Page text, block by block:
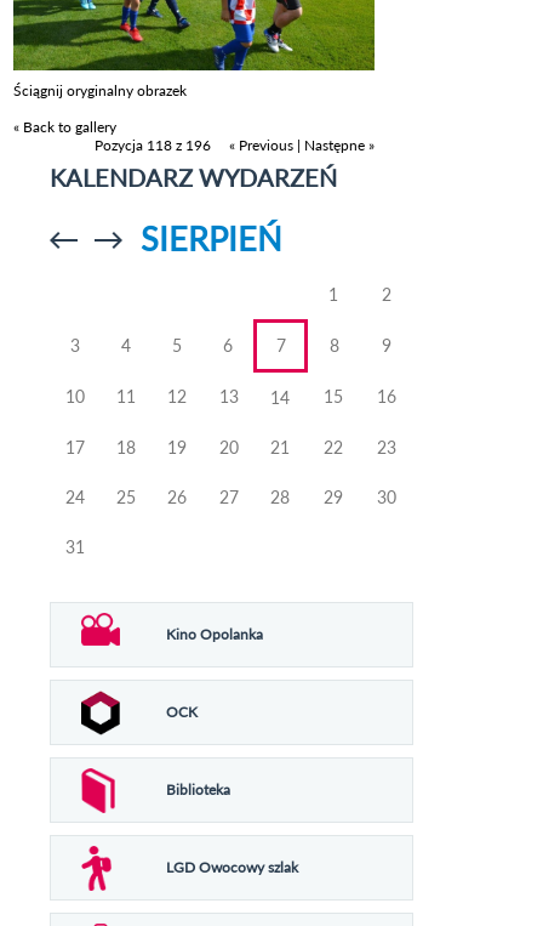
Ściągnij oryginalny obrazek
« Back to gallery
Pozycja 118 z 196
« Previous | Następne »
KALENDARZ WYDARZEŃ
Przejdź doPrzejdź do
SIERPIEŃ
1 2
3 4 5 6 7 8 9
10 11 12 13 14 15 16
17 18 19 20 21 22 23
24 25 26 27 28 29 30
31
Kino Opolanka
OCK
Biblioteka
LGD Owocowy szlak